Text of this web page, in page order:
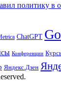
политику в
ChatGPT
Конференции
Яндекс.Дзен